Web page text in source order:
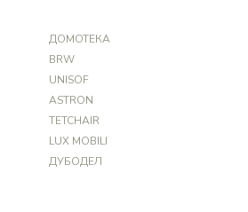
ДОМОТЕКА
BRW
UNISOF
ASTRON
TETCHAIR
LUX MOBILI
ДУБОДЕЛ